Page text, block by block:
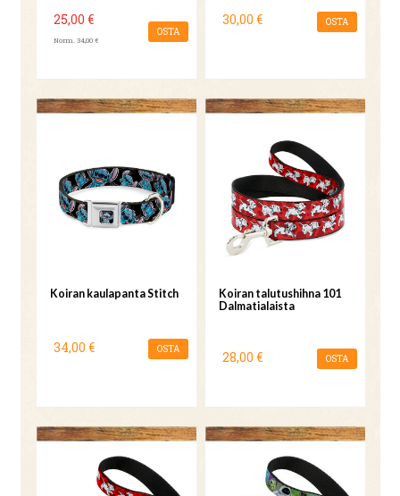
25,00 €
Norm. 34,00 €
OSTA
30,00 € OSTA
Koiran kaulapanta Stitch
34,00 € OSTA
Koiran talutushihna 101
Dalmatialaista
28,00 € OSTA